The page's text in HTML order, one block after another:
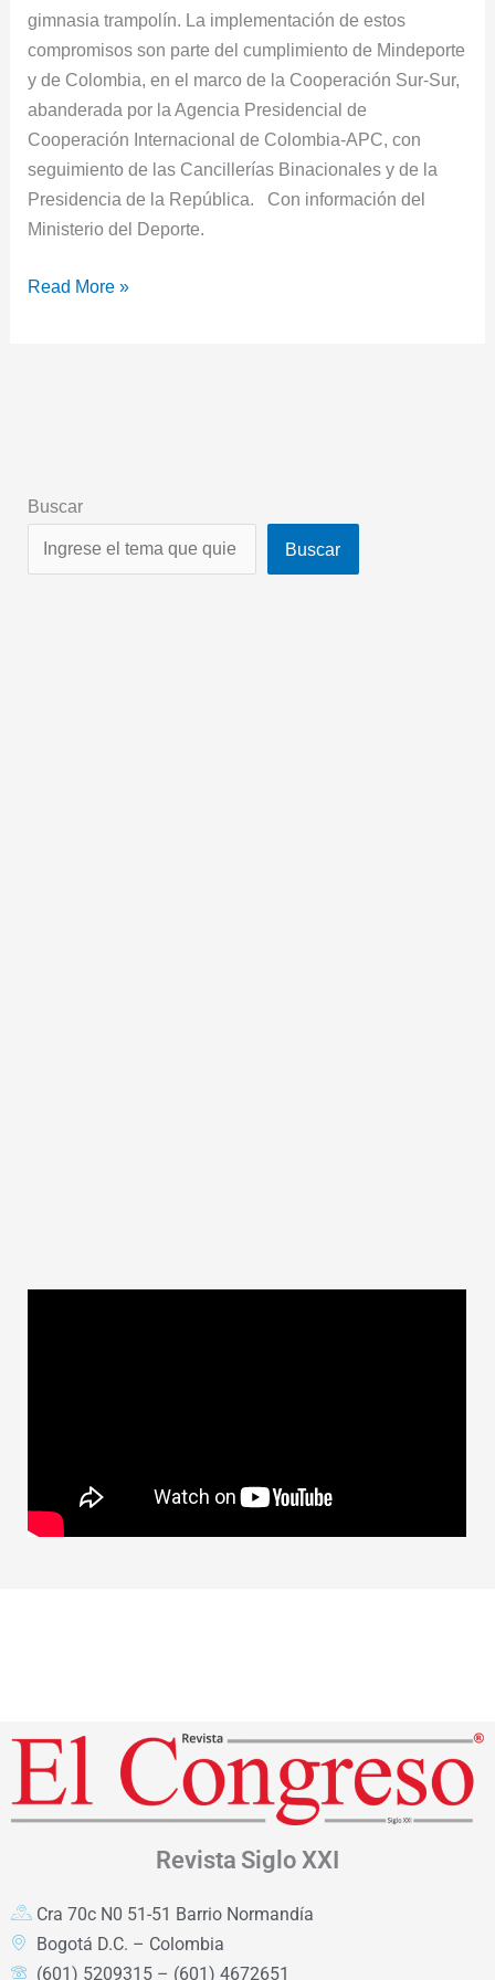
gimnasia trampolín. La implementación de estos
compromisos son parte del cumplimiento de Mindeporte
y de Colombia, en el marco de la Cooperación Sur-Sur,
abanderada por la Agencia Presidencial de
Cooperación Internacional de Colombia-APC, con
seguimiento de las Cancillerías Binacionales y de la
Presidencia de la República. Con información del
Ministerio del Deporte.
Read More »
Buscar
Buscar
Revista Siglo XXI
Cra 70c N0 51-51 Barrio Normandía
Bogotá D.C. – Colombia
(601) 5209315 – (601) 4672651